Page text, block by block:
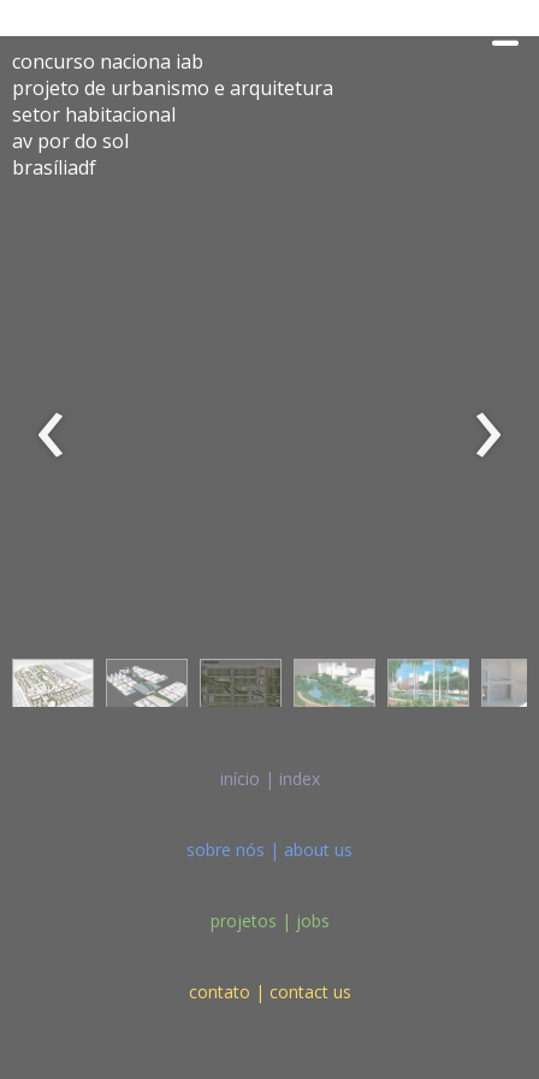
concurso naciona iab
projeto de urbanismo e arquitetura
setor habitacional
av por do sol
brasíliadf
‹ ›
início | index
sobre nós | about us
projetos | jobs
contato | contact us